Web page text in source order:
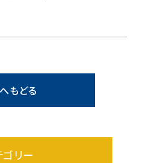
もどる
ゴリー